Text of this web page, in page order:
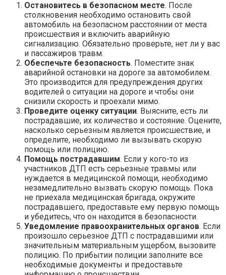
Остановитесь в безопасном месте. После
столкновения необходимо остановить свой
автомобиль на безопасном расстоянии от места
происшествия и включить аварийную
сигнализацию. Обязательно проверьте, нет ли у вас
и пассажиров травм.
Обеспечьте безопасность. Поместите знак
аварийной остановки на дороге за автомобилем.
Это производится для предупреждения других
водителей о ситуации на дороге и чтобы они
снизили скорость и проехали мимо.
Проведите оценку ситуации. Выясните, есть ли
пострадавшие, их количество и состояние. Оцените,
насколько серьезным является происшествие, и
определите, необходимо ли вызывать скорую
помощь или полицию.
Помощь пострадавшим. Если у кого-то из
участников ДТП есть серьезные травмы или
нуждается в медицинской помощи, необходимо
незамедлительно вызвать скорую помощь. Пока
не приехала медицинская бригада, окружите
пострадавшего, предоставьте ему первую помощь
и убедитесь, что он находится в безопасности.
Уведомление правоохранительных органов. Если
произошло серьезное ДТП с пострадавшими или
значительным материальным ущербом, вызовите
полицию. По прибытии полиции заполните все
необходимые документы и предоставьте